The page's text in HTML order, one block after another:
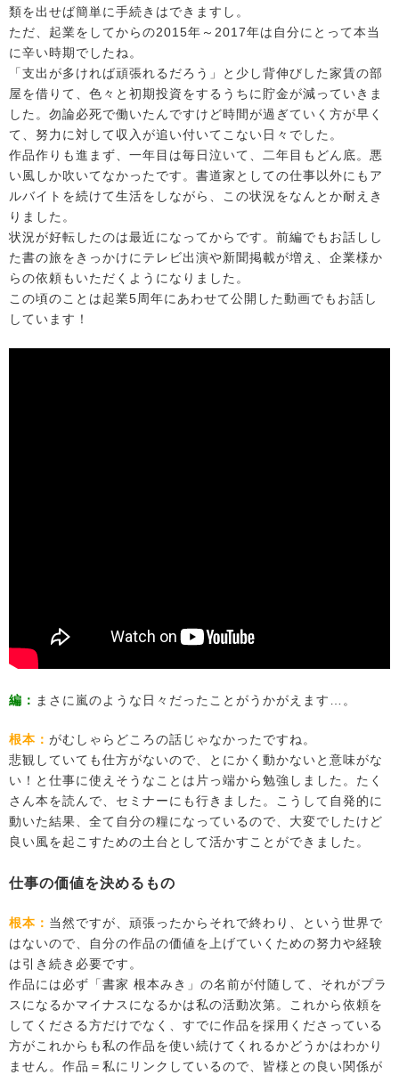
類を出せば簡単に手続きはできますし。
ただ、起業をしてからの2015年～2017年は自分にとって本当
に辛い時期でしたね。
「支出が多ければ頑張れるだろう」と少し背伸びした家賃の部
屋を借りて、色々と初期投資をするうちに貯金が減っていきま
した。勿論必死で働いたんですけど時間が過ぎていく方が早く
て、努力に対して収入が追い付いてこない日々でした。
作品作りも進まず、一年目は毎日泣いて、二年目もどん底。悪
い風しか吹いてなかったです。書道家としての仕事以外にもア
ルバイトを続けて生活をしながら、この状況をなんとか耐えき
りました。
状況が好転したのは最近になってからです。前編でもお話しし
た書の旅をきっかけにテレビ出演や新聞掲載が増え、企業様か
らの依頼もいただくようになりました。
この頃のことは起業5周年にあわせて公開した動画でもお話し
しています！
編： まさに嵐のような日々だったことがうかがえます…。
根本： がむしゃらどころの話じゃなかったですね。
悲観していても仕方がないので、とにかく動かないと意味がな
い！と仕事に使えそうなことは片っ端から勉強しました。たく
さん本を読んで、セミナーにも行きました。こうして自発的に
動いた結果、全て自分の糧になっているので、大変でしたけど
良い風を起こすための土台として活かすことができました。
仕事の価値を決めるもの
根本： 当然ですが、頑張ったからそれで終わり、という世界で
はないので、自分の作品の価値を上げていくための努力や経験
は引き続き必要です。
作品には必ず「書家 根本みき」の名前が付随して、それがプラ
スになるかマイナスになるかは私の活動次第。これから依頼を
してくださる方だけでなく、すでに作品を採用くださっている
方がこれからも私の作品を使い続けてくれるかどうかはわかり
ません。作品＝私にリンクしているので、皆様との良い関係が